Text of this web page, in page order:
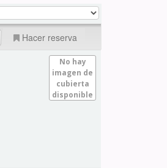
Hacer reserva
No hay
imagen de
cubierta
disponible